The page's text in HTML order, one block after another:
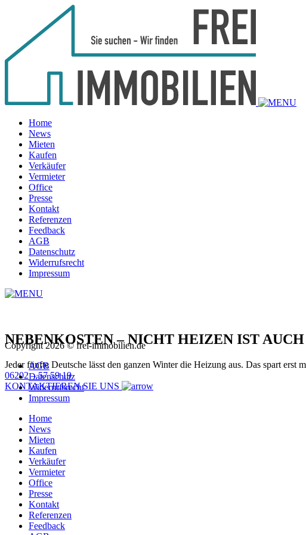
Home
News
Mieten
Kaufen
Verkäufer
Vermieter
Office
Presse
Kontakt
Referenzen
Feedback
AGB
Datenschutz
Widerrufsrecht
Impressum
NEBENKOSTEN – NICHT HEIZEN IST
Jeder fünfte Deutsche lässt den ganzen Winter die Heizung aus. Das spart erst
06202 – 57 59 19
KONTAKTIEREN SIE UNS
Copyright 2026 © frei-immobilien.de
AGB
Datenschutz
Widerrufsrecht
Impressum
Home
News
Mieten
Kaufen
Verkäufer
Vermieter
Office
Presse
Kontakt
Referenzen
Feedback